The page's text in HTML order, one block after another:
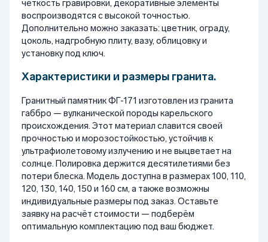
чёткость гравировки, декоративные элементы
воспроизводятся с высокой точностью.
Дополнительно можно заказать: цветник, ограду,
цоколь, надгробную плиту, вазу, облицовку и
установку под ключ.
Характеристики и размеры гранита.
Гранитный памятник ФГ-171 изготовлен из гранита
габбро — вулканической породы карельского
происхождения. Этот материал славится своей
прочностью и морозостойкостью, устойчив к
ультрафиолетовому излучению и не выцветает на
солнце. Полировка держится десятилетиями без
потери блеска. Модель доступна в размерах 100, 110,
120, 130, 140, 150 и 160 см, а также возможны
индивидуальные размеры под заказ. Оставьте
заявку на расчёт стоимости — подберём
оптимальную комплектацию под ваш бюджет.